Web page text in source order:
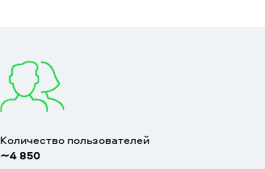
Количество пользователей
∼4 850